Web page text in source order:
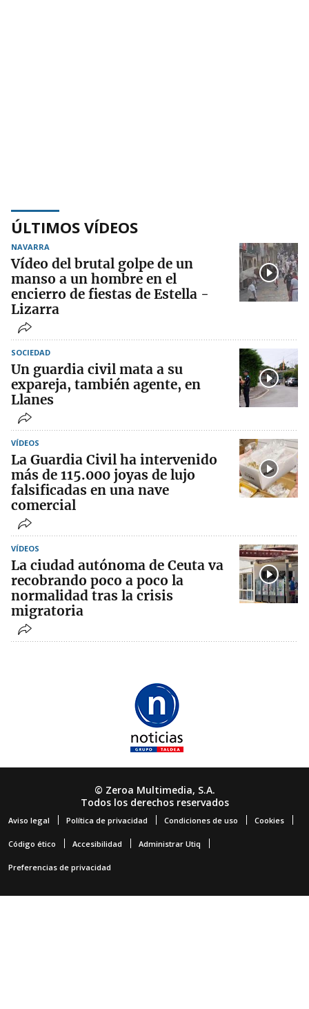
ÚLTIMOS VÍDEOS
NAVARRA
Vídeo del brutal golpe de un
manso a un hombre en el
encierro de fiestas de Estella -
Lizarra
SOCIEDAD
Un guardia civil mata a su
expareja, también agente, en
Llanes
VÍDEOS
La Guardia Civil ha intervenido
más de 115.000 joyas de lujo
falsificadas en una nave
comercial
VÍDEOS
La ciudad autónoma de Ceuta va
recobrando poco a poco la
normalidad tras la crisis
migratoria
© Zeroa Multimedia, S.A.
Todos los derechos reservados
Aviso legal Política de privacidad Condiciones de uso Cookies
Código ético Accesibilidad Administrar Utiq
Preferencias de privacidad